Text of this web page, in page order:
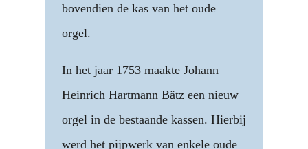
bovendien de kas van het oude
orgel.
In het jaar 1753 maakte Johann
Heinrich Hartmann Bätz een nieuw
orgel in de bestaande kassen. Hierbij
werd het pijpwerk van enkele oude